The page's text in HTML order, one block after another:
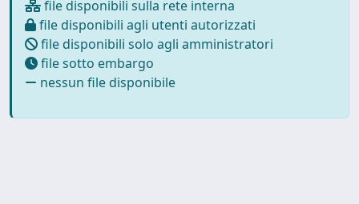
file disponibili sulla rete interna
file disponibili agli utenti autorizzati
file disponibili solo agli amministratori
file sotto embargo
nessun file disponibile